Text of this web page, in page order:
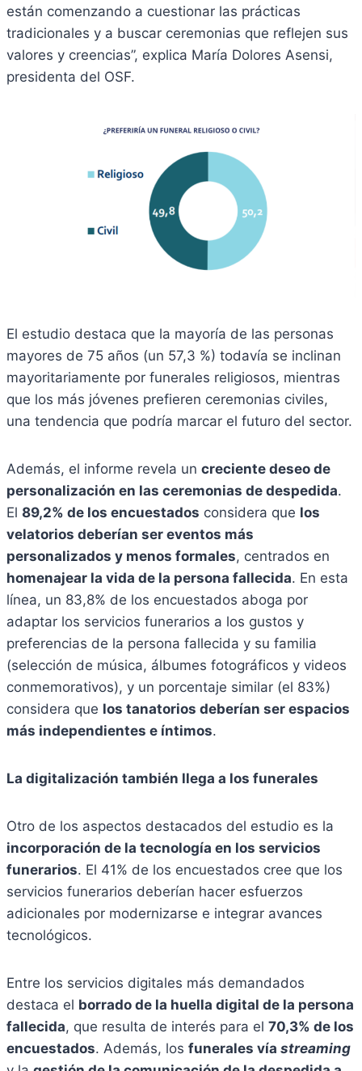
están comenzando a cuestionar las prácticas
tradicionales y a buscar ceremonias que reflejen sus
valores y creencias”, explica María Dolores Asensi,
presidenta del OSF.
El estudio destaca que la mayoría de las personas
mayores de 75 años (un 57,3 %) todavía se inclinan
mayoritariamente por funerales religiosos, mientras
que los más jóvenes prefieren ceremonias civiles,
una tendencia que podría marcar el futuro del sector.
Además, el informe revela un creciente deseo de
personalización en las ceremonias de despedida.
El 89,2% de los encuestados considera que los
velatorios deberían ser eventos más
personalizados y menos formales, centrados en
homenajear la vida de la persona fallecida. En esta
línea, un 83,8% de los encuestados aboga por
adaptar los servicios funerarios a los gustos y
preferencias de la persona fallecida y su familia
(selección de música, álbumes fotográficos y videos
conmemorativos), y un porcentaje similar (el 83%)
considera que los tanatorios deberían ser espacios
más independientes e íntimos.
La digitalización también llega a los funerales
Otro de los aspectos destacados del estudio es la
incorporación de la tecnología en los servicios
funerarios. El 41% de los encuestados cree que los
servicios funerarios deberían hacer esfuerzos
adicionales por modernizarse e integrar avances
tecnológicos.
Entre los servicios digitales más demandados
destaca el borrado de la huella digital de la persona
fallecida, que resulta de interés para el 70,3% de los
encuestados. Además, los funerales vía streaming